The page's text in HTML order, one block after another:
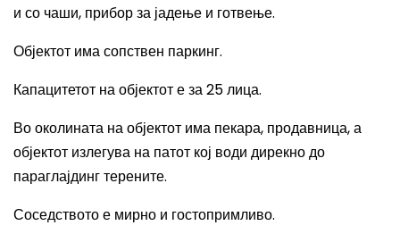
и со чаши, прибор за јадење и готвење.
Објектот има сопствен паркинг.
Капацитетот на објектот е за 25 лица.
Во околината на објектот има пекара, продавница, а
објектот излегува на патот кој води дирекно до
параглајдинг терените.
Соседството е мирно и гостопримливо.